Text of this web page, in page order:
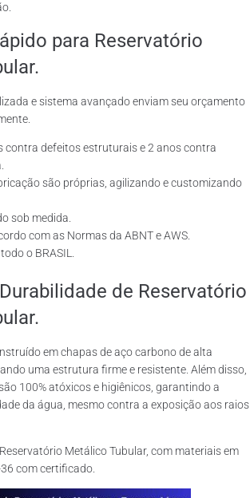
para Reservatório
e sistema avançado enviam seu orçamento
contra defeitos estruturais e 2 anos contra
são próprias, agilizando e customizando
sob medida.
com as Normas da ABNT e AWS.
o BRASIL.
de Reservatório
em chapas de aço carbono de alta
uma estrutura firme e resistente. Além disso,
100% atóxicos e higiênicos, garantindo a
da água, mesmo contra a exposição aos raios
Metálico Tubular, com materiais em
com certificado.